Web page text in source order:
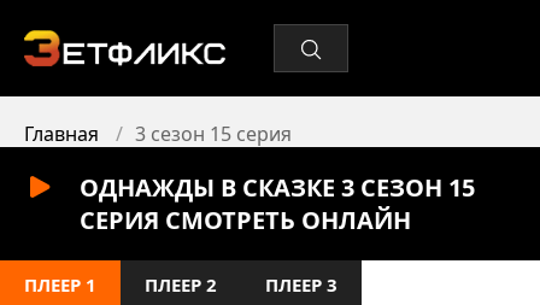
Главная 3 сезон 15 серия
ОДНАЖДЫ В СКАЗКЕ 3 СЕЗОН 15
СЕРИЯ СМОТРЕТЬ ОНЛАЙН
ПЛЕЕР 1 ПЛЕЕР 2 ПЛЕЕР 3